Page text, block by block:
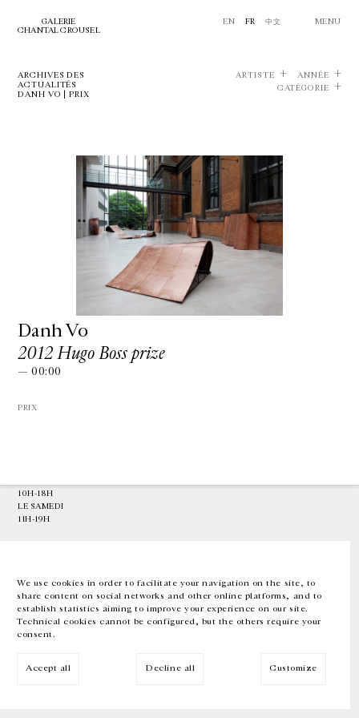
We use cookies in order to facilitate your navigation on the site, to
share content on social networks and other online platforms, and to
establish statistics aiming to improve your experience on our site.
Technical cookies cannot be configured, but the others require your
consent.
Accept all Decline all Customize
GALERIE
CHANTAL CROUSEL
EN FR 中文 MENU
ARCHIVES DES
ACTUALITÉS
DANH VO | PRIX
ARTISTE
ANNÉE
CATÉGORIE
Danh Vo
2012 Hugo Boss prize
— 00:00
PRIX
10 RUE CHARLOT, 75003 PARIS
10H-18H
LE SAMEDI
11H-19H
EN FR 中文 Facebook Instagram
Inscrivez-vous à notre newsletter